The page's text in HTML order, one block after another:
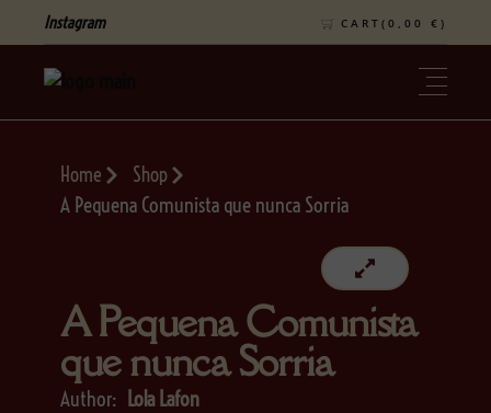
Instagram CART( 0,00 € )
Home Shop
A Pequena Comunista que nunca Sorria
A Pequena Comunista
que nunca Sorria
Author: Lola Lafon